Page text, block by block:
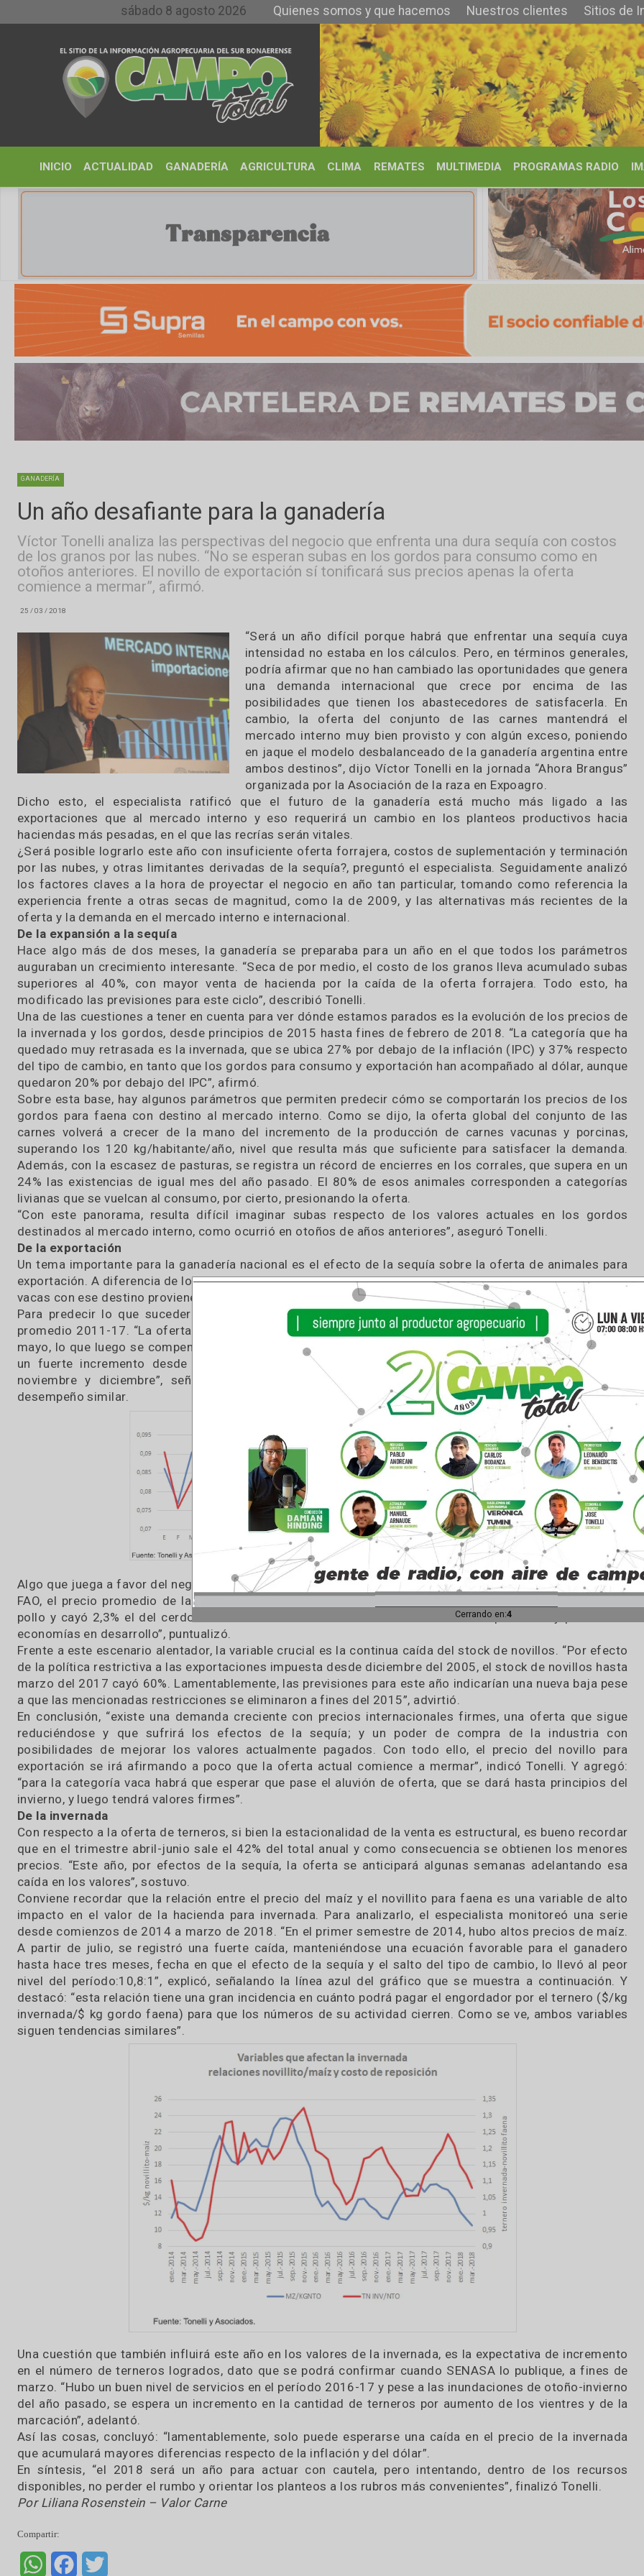
sábado 8 agosto 2026 Quienes somos y que hacemos Nuestros clientes Sitios de Interés Contacto
REMATES MULTIMEDIA PROGRAMAS RADIO IMÁGENES
Un año desafiante para la ganadería
de los granos por las nubes. “No se esperan subas en los gordos para consumo como
otoños anteriores. El novillo de exportación sí tonificará sus precios apenas la oferta
comience a mermar”, afirmó.
25 / 03 / 2018
“Será un año difícil porque habrá que enfrentar una
intensidad no estaba en los cálculos. Pero, en términos
podría afirmar que no han cambiado las oportunidades
una demanda internacional que crece por
posibilidades que tienen los abastecedores de
cambio, la oferta del conjunto de las carnes
mercado interno muy bien provisto y con algún exceso,
en jaque el modelo desbalanceado de la ganadería
ambos destinos”, dijo Víctor Tonelli en la jornada “Ahora
organizada por la Asociación de la raza en Expoagro.
Dicho esto, el especialista ratificó que el futuro de la ganadería está mucho más
exportaciones que al mercado interno y eso requerirá un cambio en los planteos
haciendas más pesadas, en el que las recrías serán vitales.
¿Será posible lograrlo este año con insuficiente oferta forrajera, costos de suplementación y
por las nubes, y otras limitantes derivadas de la sequía?, preguntó el especialista. Seguidamente
los factores claves a la hora de proyectar el negocio en año tan particular, tomando como
experiencia frente a otras secas de magnitud, como la de 2009, y las alternativas más
oferta y la demanda en el mercado interno e internacional.
De la expansión a la sequía
Hace algo más de dos meses, la ganadería se preparaba para un año en el que todos los
auguraban un crecimiento interesante. “Seca de por medio, el costo de los granos lleva
superiores al 40%, con mayor venta de hacienda por la caída de la oferta forrajera. Todo
modificado las previsiones para este ciclo”, describió Tonelli.
Una de las cuestiones a tener en cuenta para ver dónde estamos parados es la evolución de los
la invernada y los gordos, desde principios de 2015 hasta fines de febrero de 2018. “La
quedado muy retrasada es la invernada, que se ubica 27% por debajo de la inflación (IPC) y 37%
del tipo de cambio, en tanto que los gordos para consumo y exportación han acompañado al dólar,
quedaron 20% por debajo del IPC”, afirmó.
Sobre esta base, hay algunos parámetros que permiten predecir cómo se comportarán los
gordos para faena con destino al mercado interno. Como se dijo, la oferta global del
carnes volverá a crecer de la mano del incremento de la producción de carnes vacunas y
superando los 120 kg/habitante/año, nivel que resulta más que suficiente para satisfacer la
Además, con la escasez de pasturas, se registra un récord de encierres en los corrales, que
24% las existencias de igual mes del año pasado. El 80% de esos animales corresponden a
livianas que se vuelcan al consumo, por cierto, presionando la oferta.
“Con este panorama, resulta difícil imaginar subas respecto de los valores actuales en
destinados al mercado interno, como ocurrió en otoños de años anteriores”, aseguró Tonelli.
De la exportación
Un tema importante para la ganadería nacional es el efecto de la sequía sobre la oferta de
exportación. A diferencia de lo que ocurre en las categorías de consumo, la mayor proporción de
vacas con ese destino proviene de esquemas pastoriles o con suplementación a campo.
Para predecir lo que sucederá, el analista comparó lo ocurrido en la histórica sequía de
promedio 2011-17. “La oferta de novillos en ese año de crisis climática registró caídas
mayo, lo que luego se compensó parcialmente en el último trimestre. En vacas, como es de
un fuerte incremento desde abril hasta julio, con caídas importantes en los meses de
noviembre y diciembre”, señaló Tonelli, aludiendo a que en esta oportunidad podría
desempeño similar.
Algo que juega a favor del negocio, es el continuo crecimiento de las cotizaciones internacionales.
FAO, el precio promedio de la carne vacuna aumentó 7,5% en el último año, mientras se
pollo y cayó 2,3% el del cerdo. Esta suba va de la mano de la demanda liderada por China y
economías en desarrollo”, puntualizó.
Frente a este escenario alentador, la variable crucial es la continua caída del stock de novillos.
de la política restrictiva a las exportaciones impuesta desde diciembre del 2005, el stock de
marzo del 2017 cayó 60%. Lamentablemente, las previsiones para este año indicarían una nueva
a que las mencionadas restricciones se eliminaron a fines del 2015”, advirtió.
En conclusión, “existe una demanda creciente con precios internacionales firmes, una oferta
reduciéndose y que sufrirá los efectos de la sequía; y un poder de compra de la
posibilidades de mejorar los valores actualmente pagados. Con todo ello, el precio del
exportación se irá afirmando a poco que la oferta actual comience a mermar”, indicó Tonelli. Y
“para la categoría vaca habrá que esperar que pase el aluvión de oferta, que se dará hasta
invierno, y luego tendrá valores firmes”.
De la invernada
Con respecto a la oferta de terneros, si bien la estacionalidad de la venta es estructural, es bueno
que en el trimestre abril-junio sale el 42% del total anual y como consecuencia se obtienen los
precios. “Este año, por efectos de la sequía, la oferta se anticipará algunas semanas
Conviene recordar que la relación entre el precio del maíz y el novillito para faena es una
impacto en el valor de la hacienda para invernada. Para analizarlo, el especialista monitoreó
desde comienzos de 2014 a marzo de 2018. “En el primer semestre de 2014, hubo altos precios
A partir de julio, se registró una fuerte caída, manteniéndose una ecuación favorable para el
hasta hace tres meses, fecha en que el efecto de la sequía y el salto del tipo de cambio, lo
nivel del período:10,8:1”, explicó, señalando la línea azul del gráfico que se muestra a
destacó: “esta relación tiene una gran incidencia en cuánto podrá pagar el engordador por el
invernada/$ kg gordo faena) para que los números de su actividad cierren. Como se ve, ambos
siguen tendencias similares”.